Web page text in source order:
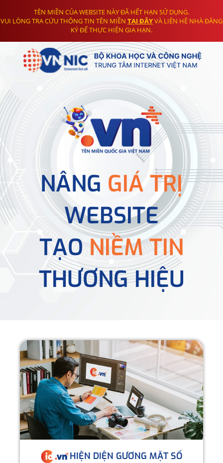
TÊN MIỀN CỦA WEBSITE NÀY ĐÃ HẾT HẠN SỬ DỤNG.
VUI LÒNG TRA CỨU THÔNG TIN TÊN MIỀN TẠI ĐÂYVÀ LIÊN HỆ NHÀ ĐĂNG
KÝ ĐỂ THỰC HIỆN GIA HẠN.
NÂNG GIÁ TRỊ
WEBSITE
TẠONIỀM TIN
THƯƠNG HIỆU
HIỆN DIỆN GƯƠNG MẶT SỐ